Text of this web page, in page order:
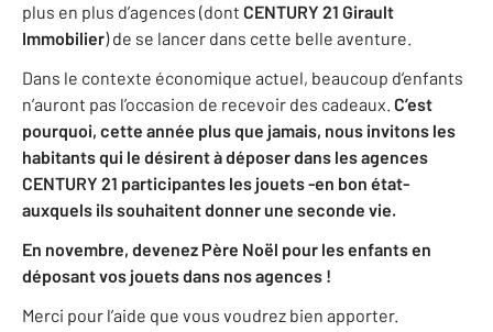
plus en plus d’agences (dont CENTURY 21 Girault
Immobilier) de se lancer dans cette belle aventure.
Dans le contexte économique actuel, beaucoup d’enfants
n’auront pas l’occasion de recevoir des cadeaux. C’est
pourquoi, cette année plus que jamais, nous invitons les
habitants qui le désirent à déposer dans les agences
CENTURY 21 participantes les jouets -en bon état-
auxquels ils souhaitent donner une seconde vie.
En novembre, devenez Père Noël pour les enfants en
déposant vos jouets dans nos agences !
Merci pour l’aide que vous voudrez bien apporter.